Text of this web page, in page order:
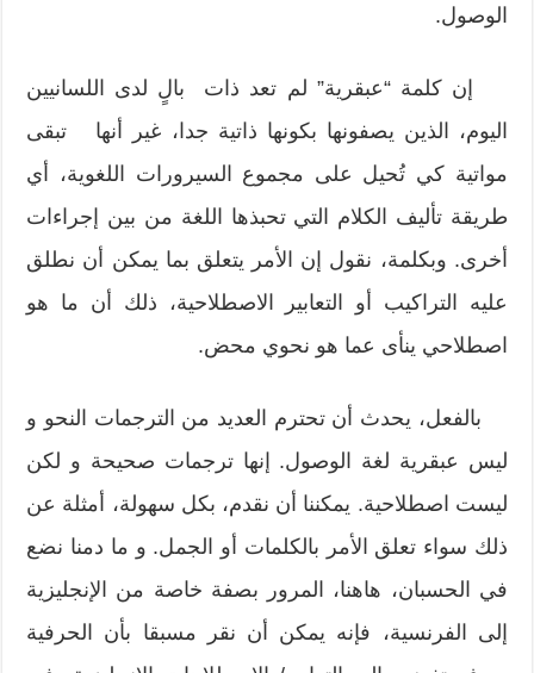
الوصول.
إن كلمة “عبقرية” لم تعد ذات بالٍ لدى اللسانيين
اليوم، الذين يصفونها بكونها ذاتية جدا، غير أنها تبقى
مواتية كي تُحيل على مجموع السيرورات اللغوية، أي
طريقة تأليف الكلام التي تحبذها اللغة من بين إجراءات
أخرى. وبكلمة، نقول إن الأمر يتعلق بما يمكن أن نطلق
عليه التراكيب أو التعابير الاصطلاحية، ذلك أن ما هو
اصطلاحي ينأى عما هو نحوي محض.
بالفعل، يحدث أن تحترم العديد من الترجمات النحو و
ليس عبقرية لغة الوصول. إنها ترجمات صحيحة و لكن
ليست اصطلاحية. يمكننا أن نقدم، بكل سهولة، أمثلة عن
ذلك سواء تعلق الأمر بالكلمات أو الجمل. و ما دمنا نضع
في الحسبان، هاهنا، المرور بصفة خاصة من الإنجليزية
إلى الفرنسية، فإنه يمكن أن نقر مسبقا بأن الحرفية